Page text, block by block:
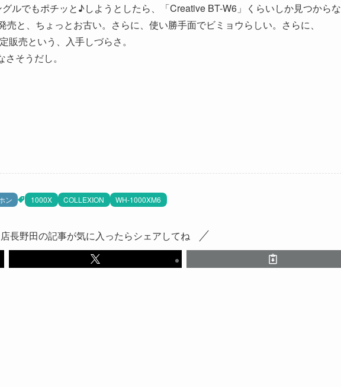
ルでもポチッと♪しようとしたら、「Creative BT-W6」くらいしか見つからな
と、ちょっとお古い。さらに、使い勝手面でビミョウらしい。さらに、
販売という、入手しづらさ。
そうだし。
ン 1000X COLLEXION WH-1000XM6
店長野田の記事が気に入ったらシェアしてね